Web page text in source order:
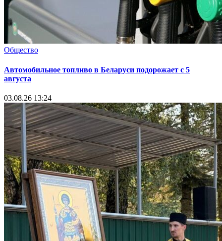
Общество
Автомобильное топливо в Беларуси подорожает с 5
августа
03.08.26 13:24